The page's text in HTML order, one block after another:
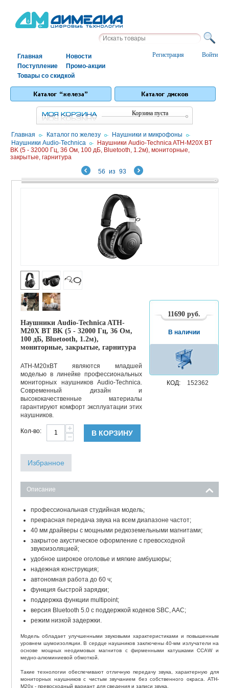
Войти
Регистрация
Главная
Новости
Поступление
Промо-акции
Товары со скидкой
Корзина пуста
Главная / Каталог по железу / Наушники и микрофоны /
Наушники Audio-Technica /
Наушники Audio-Technica ATH-M20X BT
BK (5 - 32000 Гц, 36 Ом, 100 дБ, Bluetooth, 1.2м), мониторные,
закрытые, гарнитура
56 из 93
Наушники Audio-Technica ATH-
M20X BT BK (5 - 32000 Гц, 36 Ом,
100 дБ, Bluetooth, 1.2м),
мониторные, закрытые, гарнитура
ATH-M20xBT являются младшей
моделью в линейке профессиональных
мониторных наушников Audio-Technica.
Современный дизайн и
высококачественные материалы
гарантируют комфорт эксплуатации этих
наушников.
11690 руб.
КОД: 152362
В наличии
Кол-во:
+
−
В КОРЗИНУ
Избранное
Описание
профессиональная студийная модель;
прекрасная передача звука на всем диапазоне частот;
40 мм драйверы с мощными редкоземельными магнитами;
закрытое акустическое оформление с превосходной
звукоизоляцией;
удобное широкое оголовье и мягкие амбушюры;
надежная конструкция;
автономная работа до 60 ч;
функция быстрой зарядки;
поддержка функции multipoint;
версия Bluetooth 5.0 с поддержкой кодеков SBC, AAC;
режим низкой задержки.
Модель обладает улучшенными звуковыми характеристиками и повышенным
уровнем шумоизоляции. В сердце наушников заключены 40-мм излучатели на
основе мощных неодимовых магнитов с фирменными катушками CCAW и
медно-алюминиевой обмоткой.
Такие технологии обеспечивают отличную передачу звука, характерную для
мониторных наушников с чистым звучанием без собственного окраса. ATH-
M20x - превосходный вариант для сведения и записи звука.